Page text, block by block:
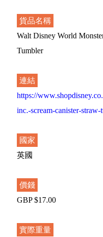
貨品名稱
Walt Disney World
Tumbler
連結
https://
inc.-scream-canister-
國家
英國
價錢
GBP $17.00
實際重量